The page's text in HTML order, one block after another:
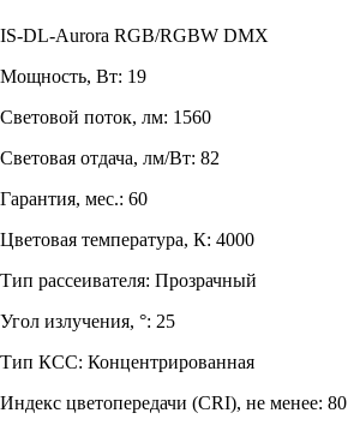
IS-DL-Aurora RGB/RGBW DMX
Мощность, Вт: 19
Световой поток, лм: 1560
Световая отдача, лм/Вт: 82
Гарантия, мес.: 60
Цветовая температура, К: 4000
Тип рассеивателя: Прозрачный
Угол излучения, °: 25
Тип КСС: Концентрированная
Индекс цветопередачи (CRI), не менее: 80